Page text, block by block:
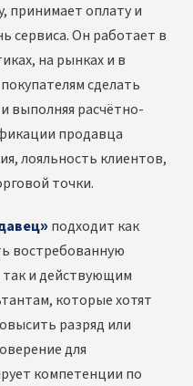
принимает оплату и
сервиса. Он работает в
на рынках и в
сделать
выполняя расчётно-
продавца
лояльность клиентов,
точки.
подходит как
востребованную
и действующим
которые хотят
разряд или
для
компетенции по